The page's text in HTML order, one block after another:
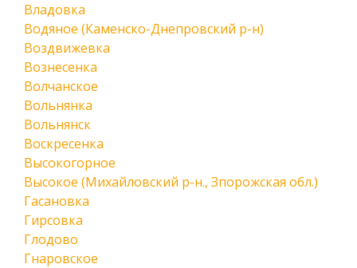
Владовка
Водяное (Каменско-Днепровский р-н)
Воздвижевка
Вознесенка
Волчанское
Вольнянка
Вольнянск
Воскресенка
Высокогорное
Высокое (Михайловский р-н., Зпорожская обл.)
Гасановка
Гирсовка
Глодово
Гнаровское